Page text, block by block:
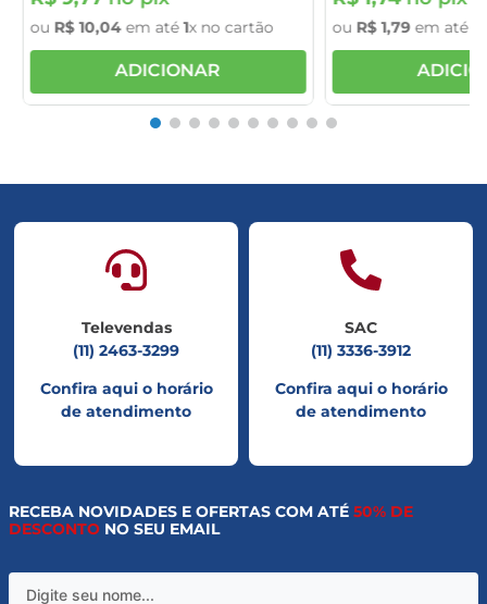
ou R$ 10,04em até1x no cartão
ADICIONAR
ou R$ 1,79em até
Televendas
(11) 2463-3299
Confira aqui o horário
de atendimento
SAC
(11) 3336-3912
Confira aqui o horário
de atendimento
RECEBA NOVIDADES E OFERTAS COM ATÉ 50% DE
DESCONTO NO SEU EMAIL